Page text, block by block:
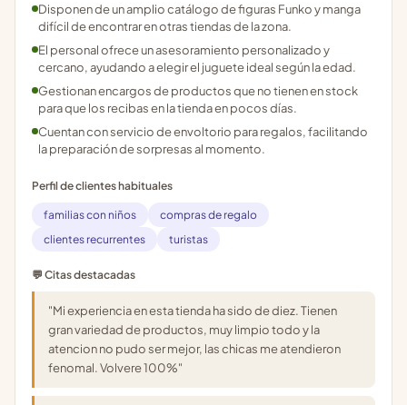
Disponen de un amplio catálogo de figuras Funko y manga
difícil de encontrar en otras tiendas de la zona.
El personal ofrece un asesoramiento personalizado y
cercano, ayudando a elegir el juguete ideal según la edad.
Gestionan encargos de productos que no tienen en stock
para que los recibas en la tienda en pocos días.
Cuentan con servicio de envoltorio para regalos, facilitando
la preparación de sorpresas al momento.
Perfil de clientes habituales
familias con niños
compras de regalo
clientes recurrentes
turistas
💬 Citas destacadas
"Mi experiencia en esta tienda ha sido de diez. Tienen
gran variedad de productos, muy limpio todo y la
atencion no pudo ser mejor, las chicas me atendieron
fenomal. Volvere 100%"